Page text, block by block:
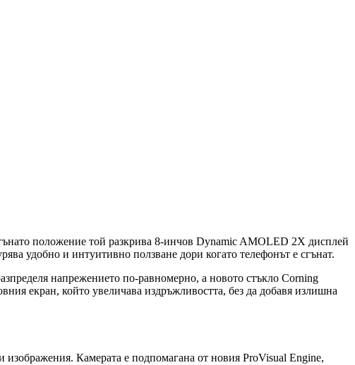
положение той разкрива 8-инчов Dynamic AMOLED 2X дисплей
удобно и интуитивно ползване дори когато телефонът е сгънат.
напрежението по-равномерно, а новото стъкло Corning
екран, който увеличава издръжливостта, без да добавя излишна
Камерата е подпомагана от новия ProVisual Engine,